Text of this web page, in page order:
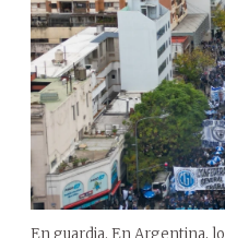
En guardia. En Argentina,